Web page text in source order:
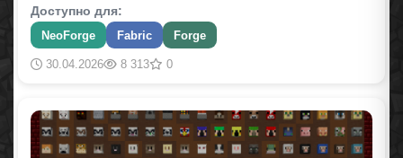
Доступно для:
NeoForge Fabric Forge
30.04.2026 8 313 0